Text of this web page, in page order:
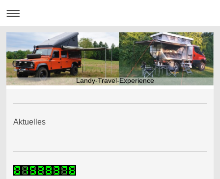
Landy-Travel-Experience
Aktuelles